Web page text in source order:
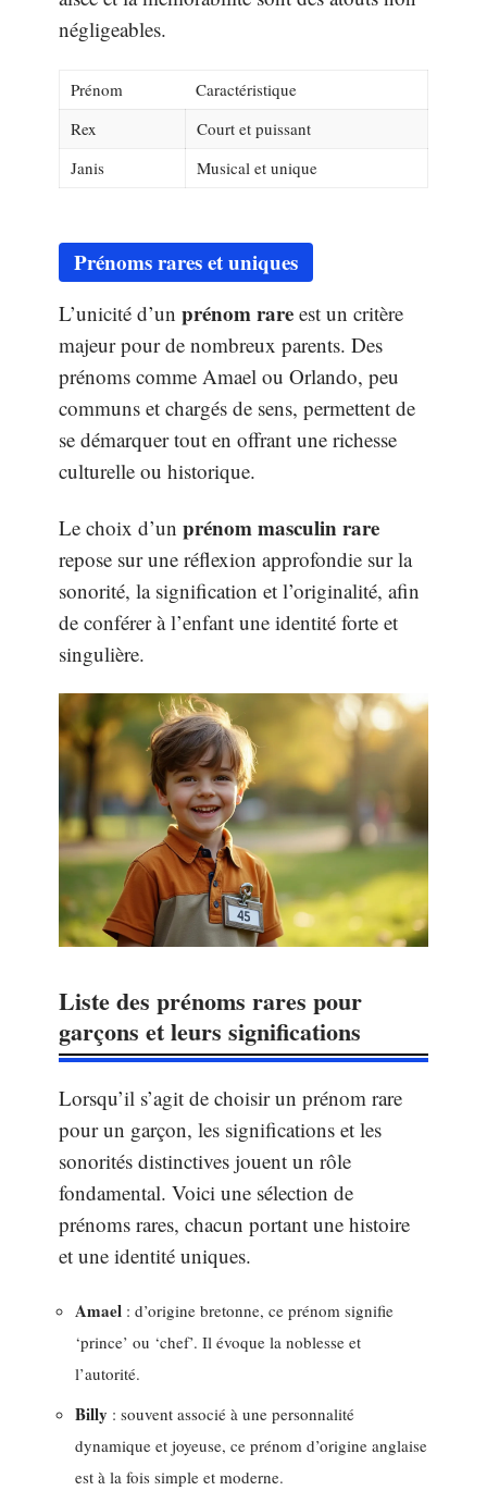
négligeables.
Prénom
Caractéristique
Rex
Court et puissant
Janis
Musical et unique
Prénoms rares et uniques
L’unicité d’un prénom rare est un critère
majeur pour de nombreux parents. Des
prénoms comme Amael ou Orlando, peu
communs et chargés de sens, permettent de
se démarquer tout en offrant une richesse
culturelle ou historique.
Le choix d’un prénom masculin rare
repose sur une réflexion approfondie sur la
sonorité, la signification et l’originalité, afin
de conférer à l’enfant une identité forte et
singulière.
Liste des prénoms rares pour
garçons et leurs significations
Lorsqu’il s’agit de choisir un prénom rare
pour un garçon, les significations et les
sonorités distinctives jouent un rôle
fondamental. Voici une sélection de
prénoms rares, chacun portant une histoire
et une identité uniques.
Amael : d’origine bretonne, ce prénom signifie
‘prince’ ou ‘chef’. Il évoque la noblesse et
l’autorité.
Billy : souvent associé à une personnalité
dynamique et joyeuse, ce prénom d’origine anglaise
est à la fois simple et moderne.